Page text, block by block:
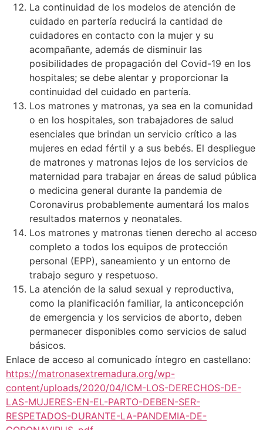
La continuidad de los modelos de atención de
cuidado en partería reducirá la cantidad de
cuidadores en contacto con la mujer y su
acompañante, además de disminuir las
posibilidades de propagación del Covid-19 en los
hospitales; se debe alentar y proporcionar la
continuidad del cuidado en partería.
Los matrones y matronas, ya sea en la comunidad
o en los hospitales, son trabajadores de salud
esenciales que brindan un servicio crítico a las
mujeres en edad fértil y a sus bebés. El despliegue
de matrones y matronas lejos de los servicios de
maternidad para trabajar en áreas de salud pública
o medicina general durante la pandemia de
Coronavirus probablemente aumentará los malos
resultados maternos y neonatales.
Los matrones y matronas tienen derecho al acceso
completo a todos los equipos de protección
personal (EPP), saneamiento y un entorno de
trabajo seguro y respetuoso.
La atención de la salud sexual y reproductiva,
como la planificación familiar, la anticoncepción
de emergencia y los servicios de aborto, deben
permanecer disponibles como servicios de salud
básicos.
Enlace de acceso al comunicado íntegro en castellano:
https://matronasextremadura.org/wp-
content/uploads/2020/04/ICM-LOS-DERECHOS-DE-
LAS-MUJERES-EN-EL-PARTO-DEBEN-SER-
RESPETADOS-DURANTE-LA-PANDEMIA-DE-